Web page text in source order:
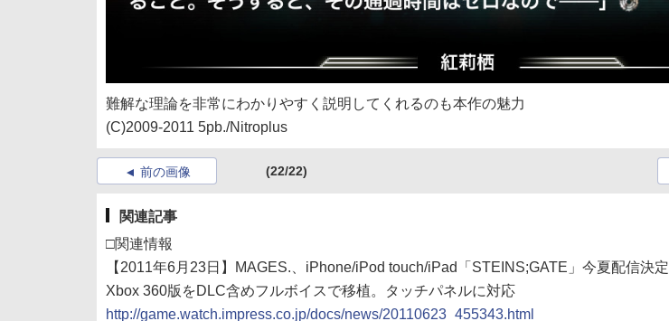
難解な理論を非常にわかりやすく説明してくれるのも本作の魅力
(C)2009-2011 5pb./Nitroplus
前の画像 (22/22)
関連記事
□関連情報
【2011年6月23日】MAGES.、iPhone/iPod touch/iPad「STEINS;GATE」今夏配信決定
Xbox 360版をDLC含めフルボイスで移植。タッチパネルに対応
http://game.watch.impress.co.jp/docs/news/20110623_455343.html